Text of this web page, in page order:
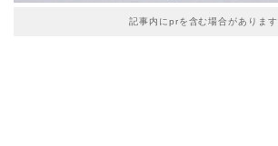
記事内にprを含む場合があります